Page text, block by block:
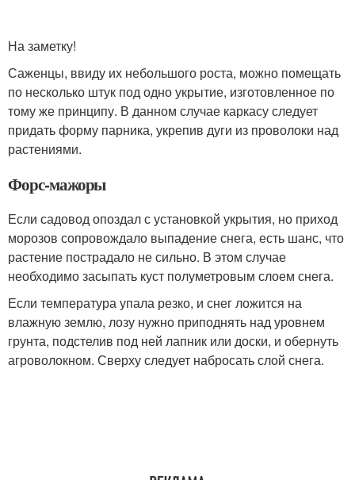
На заметку!
Саженцы, ввиду их небольшого роста, можно помещать
по несколько штук под одно укрытие, изготовленное по
тому же принципу. В данном случае каркасу следует
придать форму парника, укрепив дуги из проволоки над
растениями.
Форс-мажоры
Если садовод опоздал с установкой укрытия, но приход
морозов сопровождало выпадение снега, есть шанс, что
растение пострадало не сильно. В этом случае
необходимо засыпать куст полуметровым слоем снега.
Если температура упала резко, и снег ложится на
влажную землю, лозу нужно приподнять над уровнем
грунта, подстелив под ней лапник или доски, и обернуть
агроволокном. Сверху следует набросать слой снега.